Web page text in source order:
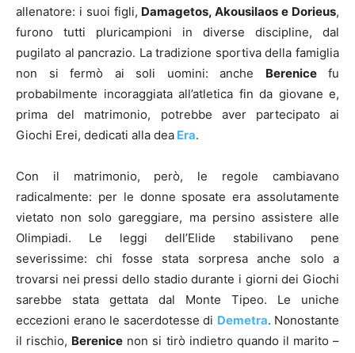
allenatore: i suoi figli, Damagetos, Akousilaos e Dorieus,
furono tutti pluricampioni in diverse discipline, dal
pugilato al pancrazio. La tradizione sportiva della famiglia
non si fermò ai soli uomini: anche Berenicefu
probabilmente incoraggiata all’atletica fin da giovane e,
prima del matrimonio, potrebbe aver partecipato ai
Giochi Erei, dedicati alla dea Era.
Con il matrimonio, però, le regole cambiavano
radicalmente: per le donne sposate era assolutamente
vietato non solo gareggiare, ma persino assistere alle
Olimpiadi. Le leggi dell’Elide stabilivano pene
severissime: chi fosse stata sorpresa anche solo a
trovarsi nei pressi dello stadio durante i giorni dei Giochi
sarebbe stata gettata dal Monte Tipeo. Le uniche
eccezioni erano le sacerdotesse di Demetra. Nonostante
il rischio, Berenice non si tirò indietro quando il marito –